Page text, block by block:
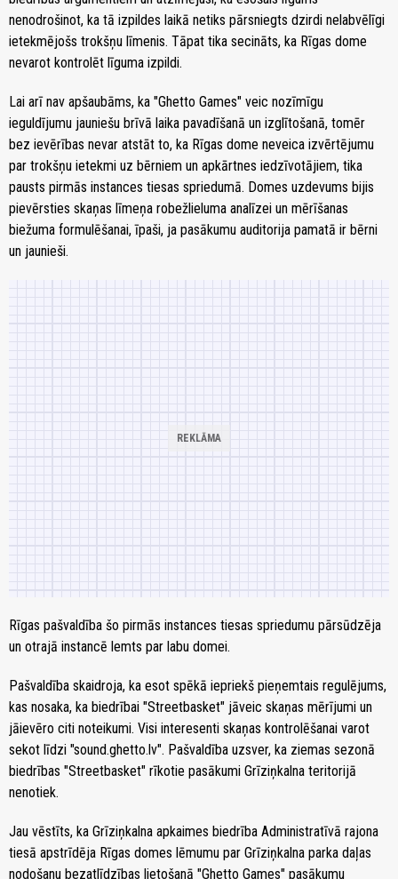
nenodrošinot, ka tā izpildes laikā netiks pārsniegts dzirdi nelabvēlīgi
ietekmējošs trokšņu līmenis. Tāpat tika secināts, ka Rīgas dome
nevarot kontrolēt līguma izpildi.
Lai arī nav apšaubāms, ka "Ghetto Games" veic nozīmīgu
ieguldījumu jauniešu brīvā laika pavadīšanā un izglītošanā, tomēr
bez ievērības nevar atstāt to, ka Rīgas dome neveica izvērtējumu
par trokšņu ietekmi uz bērniem un apkārtnes iedzīvotājiem, tika
pausts pirmās instances tiesas spriedumā. Domes uzdevums bijis
pievērsties skaņas līmeņa robežlieluma analīzei un mērīšanas
biežuma formulēšanai, īpaši, ja pasākumu auditorija pamatā ir bērni
un jaunieši.
Rīgas pašvaldība šo pirmās instances tiesas spriedumu pārsūdzēja
un otrajā instancē lemts par labu domei.
Pašvaldība skaidroja, ka esot spēkā iepriekš pieņemtais regulējums,
kas nosaka, ka biedrībai "Streetbasket" jāveic skaņas mērījumi un
jāievēro citi noteikumi. Visi interesenti skaņas kontrolēšanai varot
sekot līdzi "sound.ghetto.lv". Pašvaldība uzsver, ka ziemas sezonā
biedrības "Streetbasket" rīkotie pasākumi Grīziņkalna teritorijā
nenotiek.
Jau vēstīts, ka Grīziņkalna apkaimes biedrība Administratīvā rajona
tiesā apstrīdēja Rīgas domes lēmumu par Grīziņkalna parka daļas
nodošanu bezatlīdzības lietošanā "Ghetto Games" pasākumu